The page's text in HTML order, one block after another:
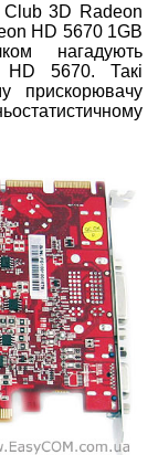
Club 3D Radeon
HD 5670 1GB
нагадують
5670. Такі
прискорювачу